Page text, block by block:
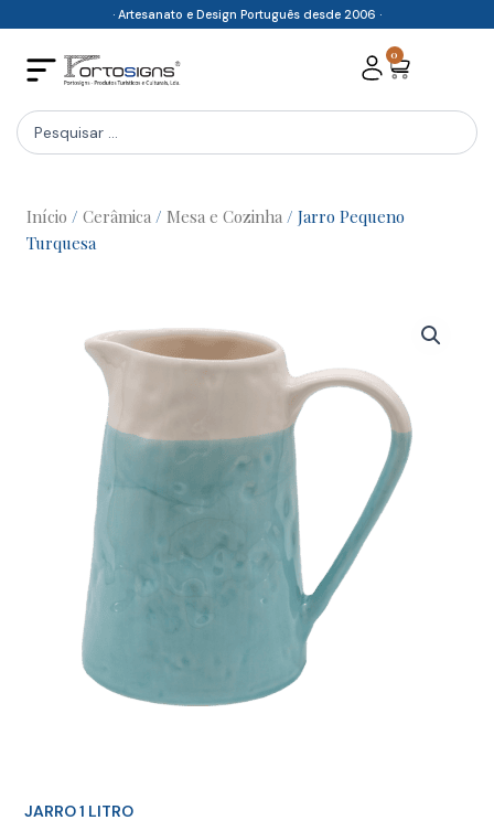
content
· Artesanato e Design Português desde 2006 ·
0
Cart
Search
...
Início / Cerâmica / Mesa e Cozinha / Jarro Pequeno
Turquesa
JARRO 1 LITRO